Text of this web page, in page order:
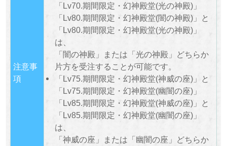
注意事
項
「Lv70.期間限定・幻神殿堂(光の神殿)」
「Lv80.期間限定・幻神殿堂(闇の神殿)」と
「Lv80.期間限定・幻神殿堂(光の神殿)」
は、
「闇の神殿」または「光の神殿」どちらか
片方を受注することが可能です。
「Lv75.期間限定・幻神殿堂(神威の座)」と
「Lv75.期間限定・幻神殿堂(幽闇の座)」
「Lv85.期間限定・幻神殿堂(神威の座)」と
「Lv85.期間限定・幻神殿堂(幽闇の座)」
は、
「神威の座」または「幽闇の座」どちらか